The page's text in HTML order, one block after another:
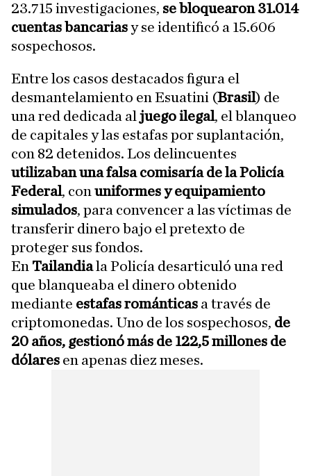
23.715 investigaciones, se bloquearon 31.014
cuentas bancariasy se identificó a 15.606
sospechosos.
Entre los casos destacados figura el
desmantelamiento en Esuatini (Brasil) de
una red dedicada al juego ilegal, el blanqueo
de capitales y las estafas por suplantación,
con 82 detenidos. Los delincuentes
utilizaban una falsa comisaría de la Policía
Federal, con uniformes y equipamiento
simulados, para convencer a las víctimas de
transferir dinero bajo el pretexto de
proteger sus fondos.
En Tailandiala Policía desarticuló una red
que blanqueaba el dinero obtenido
mediante estafas románticas a través de
criptomonedas. Uno de los sospechosos, de
20 años, gestionó más de 122,5 millones de
dólares en apenas diez meses.